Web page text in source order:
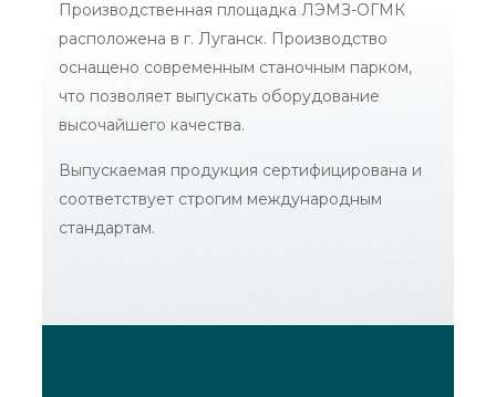
Производственная площадка ЛЭМЗ-ОГМК
расположена в г. Луганск. Производство
оснащено современным станочным парком,
что позволяет выпускать оборудование
высочайшего качества.
Выпускаемая продукция сертифицирована и
соответствует строгим международным
стандартам.